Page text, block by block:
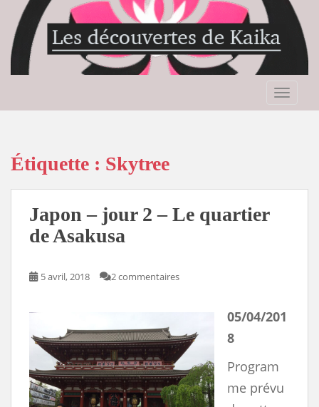
Étiquette : Skytree
Japon – jour 2 – Le quartier
de Asakusa
5 avril, 2018 2 commentaires
05/04/201
8
Program
me prévu